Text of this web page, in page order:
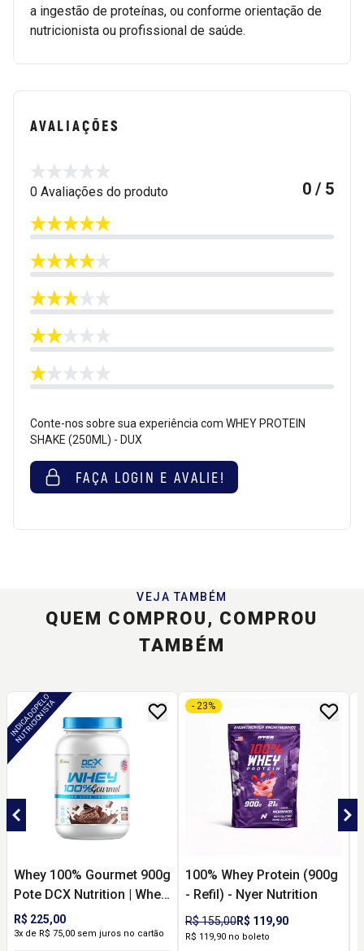
a ingestão de proteínas, ou conforme orientação de
nutricionista ou profissional de saúde.
AVALIAÇÕES
0 Avaliações do produto 0 / 5
Conte-nos sobre sua experiência com WHEY PROTEIN
SHAKE (250ML) - DUX
FAÇA LOGIN E AVALIE!
VEJA TAMBÉM
QUEM COMPROU, COMPROU
TAMBÉM
I
N
D
I
C
A
D
O
P
E
L
O
N
U
T
R
I
C
I
O
N
I
S
T
A
Whey 100% Gourmet 900g
Pote DCX Nutrition | Whey
Protein Premium para
Rotina Proteica, Sabor e
R$ 225,00
3x de R$ 75,00 sem juros no cartão
100% Whey Protein (900g
- Refil) - Nyer Nutrition
R$ 155,00R$ 119,90
- 23%
R$ 119,90 no boleto